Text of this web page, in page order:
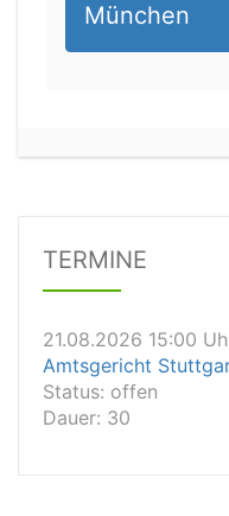
München
TERMINE
Amtsgericht Unna
21.08.2026 15:00 Uhr
Amtsgericht Stuttgart
Dauer: 30
21.08.2026 14:30 Uhr
Amtsgericht Ulm